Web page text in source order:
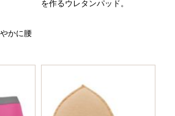
かに腰
やハード
を作るウレタンパッド。